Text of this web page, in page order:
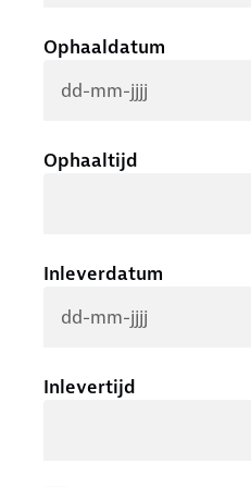
Ophaaldatum
Ophaaltijd
Inleverdatum
Inlevertijd